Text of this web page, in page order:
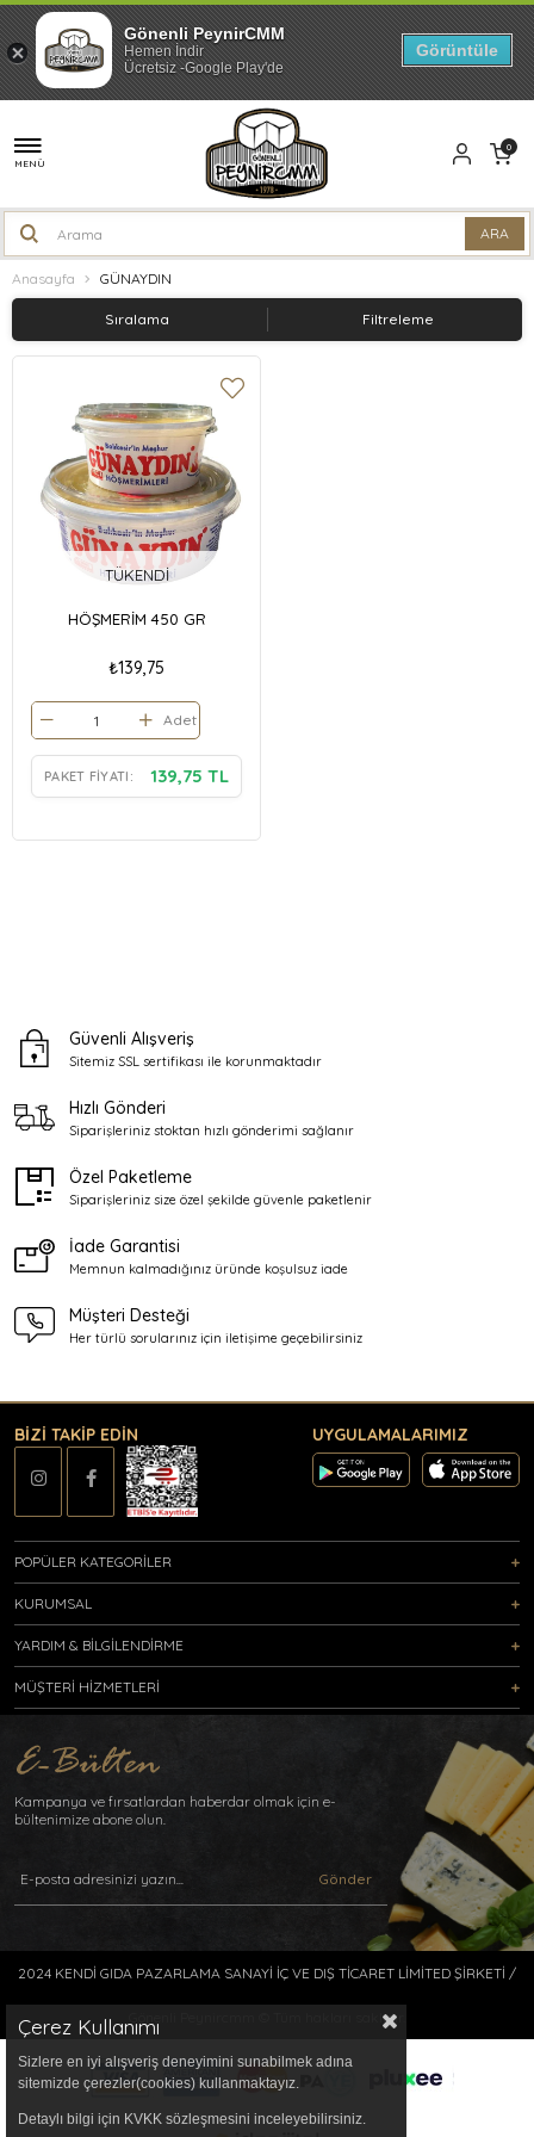
MENÜ
0
Anasayfa GÜNAYDIN
Filtreleme
Sıralama
TÜKENDI
HÖŞMERİM 450 GR
₺139,75
Adet
PAKET FIYATI: 139,75 TL
Güvenli Alışveriş
Sitemiz SSL sertifikası ile korunmaktadır
Hızlı Gönderi
Siparişleriniz stoktan hızlı gönderimi sağlanır
Özel Paketleme
Siparişleriniz size özel şekilde güvenle paketlenir
İade Garantisi
Memnun kalmadığınız üründe koşulsuz iade
Müşteri Desteği
Her türlü sorularınız için iletişime geçebilirsiniz
BİZİ TAKİP EDİN UYGULAMALARIMIZ
POPÜLER KATEGORİLER
KURUMSAL
YARDIM & BİLGİLENDİRME
MÜŞTERİ HİZMETLERİ
Kampanya ve fırsatlardan haberdar olmak için e-
bültenimize abone olun.
Gönder
2024 KENDİ GIDA PAZARLAMA SANAYİ İÇ VE DIŞ TİCARET LİMİTED ŞİRKETİ /
Gönenli Peynircmm © Tüm hakları saklıdır.
Çerez Kullanımı
Sizlere en iyi alışveriş deneyimini sunabilmek adına
sitemizde çerezler(cookies) kullanmaktayız.
Detaylı bilgi için KVKK sözleşmesini inceleyebilirsiniz.
Gönenli PeynirCMM
Hemen İndir
Ücretsiz -Google Play'de
Görüntüle